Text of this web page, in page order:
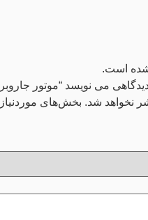
است.
می نویسد “موتور
نخواهد شد. بخش‌های